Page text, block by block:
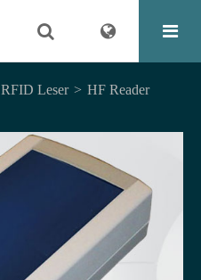
RFID Leser
HF Reader